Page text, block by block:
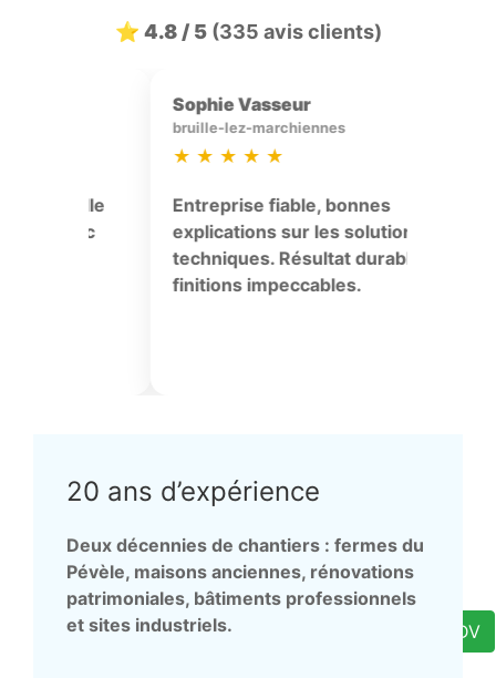
Demande de RDV
⭐ 4.8 / 5 (335 avis clients)
et
de tuiles réalisés
respect des délais
Mathieu P
rumegies
★ ★
Intervention très
sur la toiture avec un
précis. Reprise
finitions soignées. Chantier
20 ans d’expérience
Deux décennies de chantiers : fermes du
Pévèle, maisons anciennes, rénovations
patrimoniales, bâtiments professionnels
et sites industriels.